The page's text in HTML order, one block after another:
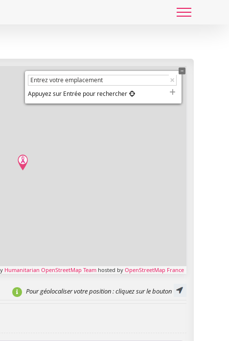
Appuyez sur Entrée pour rechercher
Humanitarian OpenStreetMap Team hosted by OpenStreetMap France
Pour géolocaliser votre position: cliquez sur le bouton